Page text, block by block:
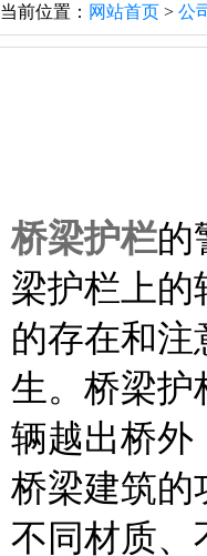
当前位置： 网站首页 > 公
桥梁护栏的
梁护栏上的
的存在和
生。桥梁护
辆越出桥外
桥梁建筑的
不同材质、